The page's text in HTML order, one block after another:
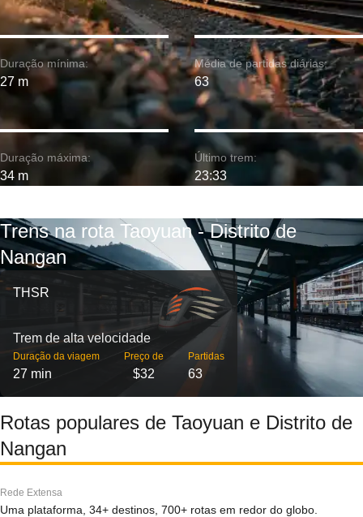
Duração mínima:
27 m
Duração máxima:
34 m
Média de partidas diárias:
63
Último trem:
23:33
Trens na rota Taoyuan - Distrito de
Nangan
THSR
Trem de alta velocidade
Duração da viagem
27 min
Preço de
$32
Partidas
63
Rotas populares de Taoyuan e Distrito de
Nangan
Rede Extensa
Uma plataforma, 34+ destinos, 700+ rotas em redor do globo.